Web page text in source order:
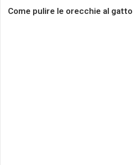
Come pulire le orecchie al gatto